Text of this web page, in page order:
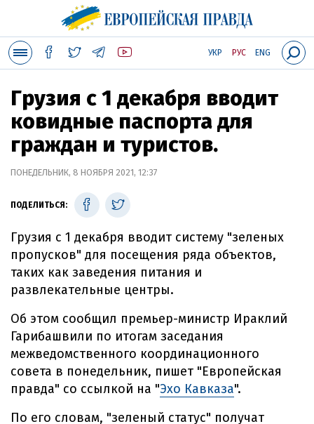
УКР РУС ENG
Грузия с 1 декабря вводит
ковидные паспорта для
граждан и туристов.
ПОНЕДЕЛЬНИК, 8 НОЯБРЯ 2021, 12:37
ПОДЕЛИТЬСЯ:
Грузия с 1 декабря вводит систему "зеленых
пропусков" для посещения ряда объектов,
таких как заведения питания и
развлекательные центры.
Об этом сообщил премьер-министр Ираклий
Гарибашвили по итогам заседания
межведомственного координационного
совета в понедельник, пишет "Европейская
правда" со ссылкой на "Эхо Кавказа".
По его словам, "зеленый статус" получат